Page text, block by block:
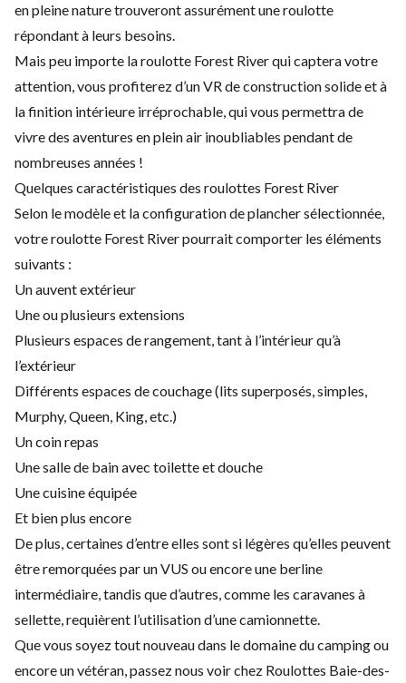
en pleine nature trouveront assurément une roulotte
répondant à leurs besoins.
Mais peu importe la roulotte Forest River qui captera votre
attention, vous profiterez d’un VR de construction solide et à
la finition intérieure irréprochable, qui vous permettra de
vivre des aventures en plein air inoubliables pendant de
nombreuses années !
Quelques caractéristiques des roulottes Forest River
Selon le modèle et la configuration de plancher sélectionnée,
votre roulotte Forest River pourrait comporter les éléments
suivants :
Un auvent extérieur
Une ou plusieurs extensions
Plusieurs espaces de rangement, tant à l’intérieur qu’à
l’extérieur
Différents espaces de couchage (lits superposés, simples,
Murphy, Queen, King, etc.)
Un coin repas
Une salle de bain avec toilette et douche
Une cuisine équipée
Et bien plus encore
De plus, certaines d’entre elles sont si légères qu’elles peuvent
être remorquées par un VUS ou encore une berline
intermédiaire, tandis que d’autres, comme les caravanes à
sellette, requièrent l’utilisation d’une camionnette.
Que vous soyez tout nouveau dans le domaine du camping ou
encore un vétéran, passez nous voir chez Roulottes Baie-des-